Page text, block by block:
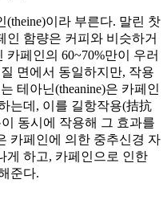
이라 부른다. 말린 찻
인 함량은 커피와 비슷하거
페인의 60~70%만이 우러
면에서 동일하지만, 작용
테아닌(theanine)은 카페인
는데, 이를 길항작용(拮抗
동시에 작용해 그 효과를
카페인에 의한 중추신경 자
게 하고, 카페인으로 인한
준다.